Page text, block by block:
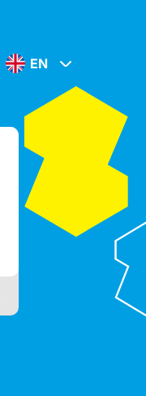
EN